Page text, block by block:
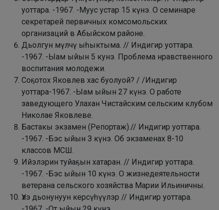
уоттара. -1967. -Муус устар 15 күнэ. О семинаре
секретарей первичных комсомольских
организаций в Абыйском районе.
Дьолгун мүлчү ыһыктыма. // Индигир уоттара.
-1967. -Ыам ыйын 5 кунэ. Проблема нравственного
воспитания молодежи.
Соҕотох Яковлев хас буолуой? / /Индигир
уоттара-1967. -Ыам ыйын 27 күнэ. О работе
заведующего Улахан Чистайским сельским клубом
Николае Яковлеве.
Бастакы экзамен (Репортаж).// Индигир уоттара.
-1967. -Бэс ыйын З күнэ. Об экзаменах 8-10
классов МСШ.
Ийэлэрин туйаҕын хатаран. // Индигир уоттара.
-1967. -Бэс ыйын 10 күнэ. О жизнедеятельности
ветерана сельского хозяйства Марии Ильиничны.
Үлэ дьонунуун керсүһүүлэр // Индигир уоттара.